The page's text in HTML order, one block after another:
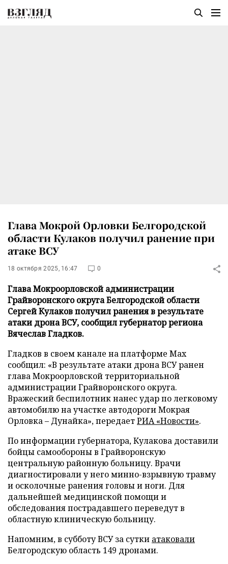
Глава Мокрой Орловки Белгородской
области Кулаков получил ранение при
атаке ВСУ
18 октября 2025, 16:47 0
Глава Мокроорловской администрации
Грайворонского округа Белгородской области
Сергей Кулаков получил ранения в результате
атаки дрона ВСУ, сообщил губернатор региона
Вячеслав Гладков.
Гладков в своем канале на платформе Max
сообщил: «В результате атаки дрона ВСУ ранен
глава Мокроорловской территориальной
администрации Грайворонского округа.
Вражеский беспилотник нанес удар по легковому
автомобилю на участке автодороги Мокрая
Орловка – Дунайка», передаетРИА «Новости».
По информации губернатора, Кулакова доставили
бойцы самообороны в Грайворонскую
центральную районную больницу. Врачи
диагностировали у него минно-взрывную травму
и осколочные ранения головы и ноги. Для
дальнейшей медицинской помощи и
обследования пострадавшего переведут в
областную клиническую больницу.
Напомним, в субботу ВСУ за сутки атаковали
Белгородскую область 149 дронами.